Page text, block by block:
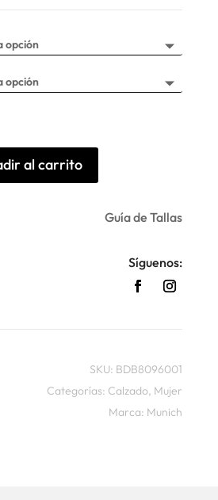
al carrito
Guía de Tallas
Síguenos:
SKU: BDB8096001
Categorías: Calzado, Mujer
Marca: Munich